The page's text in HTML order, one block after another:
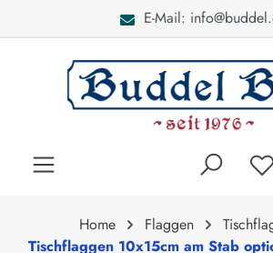
E-Mail:
Home Flaggen
Tischflaggen 10x15cm am Stab